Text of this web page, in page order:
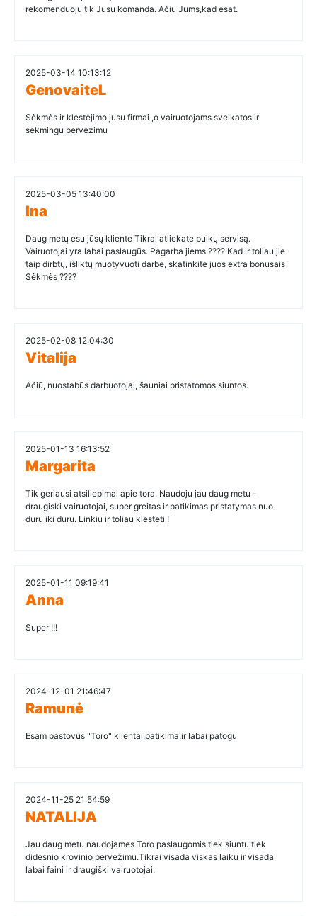
rekomenduoju tik Jusu komanda. Ačiu Jums,kad esat.
2025-03-14 10:13:12
GenovaiteL
Sėkmės ir klestėjimo jusu firmai ,o vairuotojams sveikatos ir
sekmingu pervezimu
2025-03-05 13:40:00
Ina
Daug metų esu jūsų kliente Tikrai atliekate puikų servisą.
Vairuotojai yra labai paslaugūs. Pagarba jiems ???? Kad ir toliau jie
taip dirbtų, išliktų muotyvuoti darbe, skatinkite juos extra bonusais
Sėkmės ????
2025-02-08 12:04:30
Vitalija
Ačiū, nuostabūs darbuotojai, šauniai pristatomos siuntos.
2025-01-13 16:13:52
Margarita
Tik geriausi atsiliepimai apie tora. Naudoju jau daug metu -
draugiski vairuotojai, super greitas ir patikimas pristatymas nuo
duru iki duru. Linkiu ir toliau klesteti !
2025-01-11 09:19:41
Anna
Super !!!
2024-12-01 21:46:47
Ramunė
Esam pastovūs "Toro" klientai,patikima,ir labai patogu
2024-11-25 21:54:59
NATALIJA
Jau daug metu naudojames Toro paslaugomis tiek siuntu tiek
didesnio krovinio pervežimu.Tikrai visada viskas laiku ir visada
labai faini ir draugiški vairuotojai.